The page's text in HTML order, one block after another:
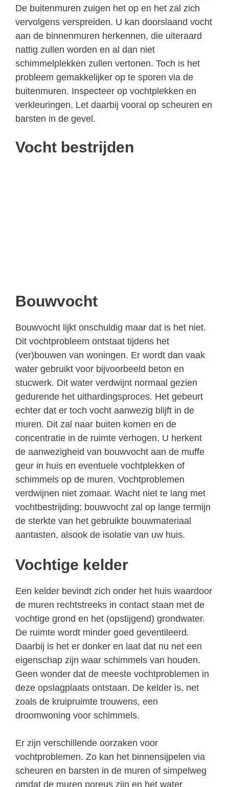
De buitenmuren zuigen het op en het zal zich
vervolgens verspreiden. U kan doorslaand vocht
aan de binnenmuren herkennen, die uiteraard
nattig zullen worden en al dan niet
schimmelplekken zullen vertonen. Toch is het
probleem gemakkelijker op te sporen via de
buitenmuren. Inspecteer op vochtplekken en
verkleuringen. Let daarbij vooral op scheuren en
barsten in de gevel.
Vocht bestrijden
Bouwvocht
Bouwvocht lijkt onschuldig maar dat is het niet.
Dit vochtprobleem ontstaat tijdens het
(ver)bouwen van woningen. Er wordt dan vaak
water gebruikt voor bijvoorbeeld beton en
stucwerk. Dit water verdwijnt normaal gezien
gedurende het uithardingsproces. Het gebeurt
echter dat er toch vocht aanwezig blijft in de
muren. Dit zal naar buiten komen en de
concentratie in de ruimte verhogen. U herkent
de aanwezigheid van bouwvocht aan de muffe
geur in huis en eventuele vochtplekken of
schimmels op de muren. Vochtproblemen
verdwijnen niet zomaar. Wacht niet te lang met
vochtbestrijding; bouwvocht zal op lange termijn
de sterkte van het gebruikte bouwmateriaal
aantasten, alsook de isolatie van uw huis.
Vochtige kelder
Een kelder bevindt zich onder het huis waardoor
de muren rechtstreeks in contact staan met de
vochtige grond en het (opstijgend) grondwater.
De ruimte wordt minder goed geventileerd.
Daarbij is het er donker en laat dat nu net een
eigenschap zijn waar schimmels van houden.
Geen wonder dat de meeste vochtproblemen in
deze opslagplaats ontstaan. De kelder is, net
zoals de kruipruimte trouwens, een
droomwoning voor schimmels.
Er zijn verschillende oorzaken voor
vochtproblemen. Zo kan het binnensijpelen via
scheuren en barsten in de muren of simpelweg
omdat de muren poreus zijn en het water